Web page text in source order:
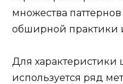
множества паттернов
обширной практики
Для характеристики
используется ряд